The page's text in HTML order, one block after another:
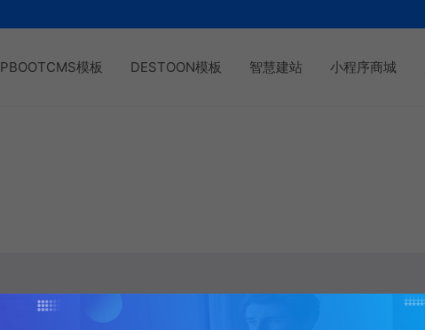
PBOOTCMS模板 DESTOON模板 智慧建站 小程序商城